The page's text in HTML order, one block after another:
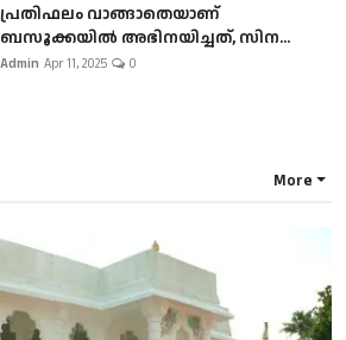
പ്രതിഫലം വാങ്ങാതെയാണ്
ബസൂക്കയില്‍ അഭിനയിച്ചത്, സിന...
Admin Apr 11, 2025 0
More